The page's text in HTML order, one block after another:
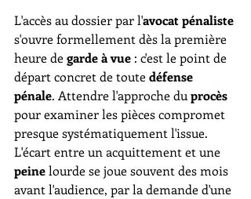
L'accès au dossier par l'avocat pénaliste
s'ouvre formellement dès la première
heure de garde à vue : c'est le point de
départ concret de toute défense
pénale. Attendre l'approche du procès
pour examiner les pièces compromet
presque systématiquement l'issue.
L'écart entre un acquittement et une
peine lourde se joue souvent des mois
avant l'audience, par la demande d'une